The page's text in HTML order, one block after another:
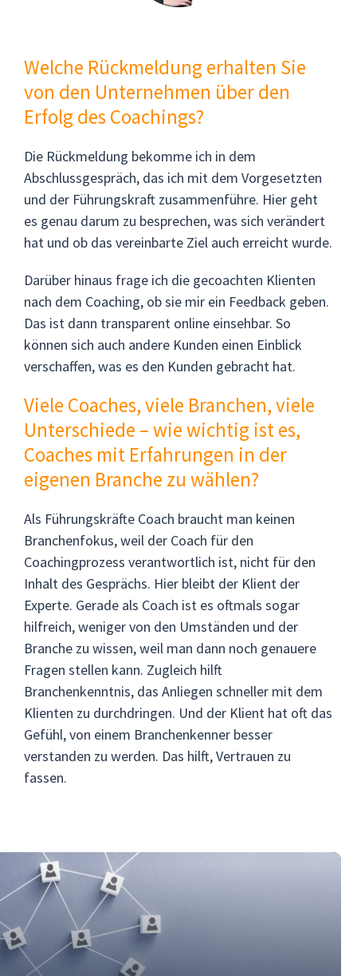
Welche Rückmeldung erhalten Sie
von den Unternehmen über den
Erfolg des Coachings?
Die Rückmeldung bekomme ich in dem
Abschlussgespräch, das ich mit dem Vorgesetzten
und der Führungskraft zusammenführe. Hier geht
es genau darum zu besprechen, was sich verändert
hat und ob das vereinbarte Ziel auch erreicht wurde.
Darüber hinaus frage ich die gecoachten Klienten
nach dem Coaching, ob sie mir ein Feedback geben.
Das ist dann transparent online einsehbar. So
können sich auch andere Kunden einen Einblick
verschaffen, was es den Kunden gebracht hat.
Viele Coaches, viele Branchen, viele
Unterschiede – wie wichtig ist es,
Coaches mit Erfahrungen in der
eigenen Branche zu wählen?
Als Führungskräfte Coach braucht man keinen
Branchenfokus, weil der Coach für den
Coachingprozess verantwortlich ist, nicht für den
Inhalt des Gesprächs. Hier bleibt der Klient der
Experte. Gerade als Coach ist es oftmals sogar
hilfreich, weniger von den Umständen und der
Branche zu wissen, weil man dann noch genauere
Fragen stellen kann. Zugleich hilft
Branchenkenntnis, das Anliegen schneller mit dem
Klienten zu durchdringen. Und der Klient hat oft das
Gefühl, von einem Branchenkenner besser
verstanden zu werden. Das hilft, Vertrauen zu
fassen.